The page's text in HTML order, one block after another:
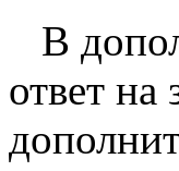
В
ответ